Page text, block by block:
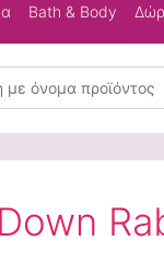
Bath & Body